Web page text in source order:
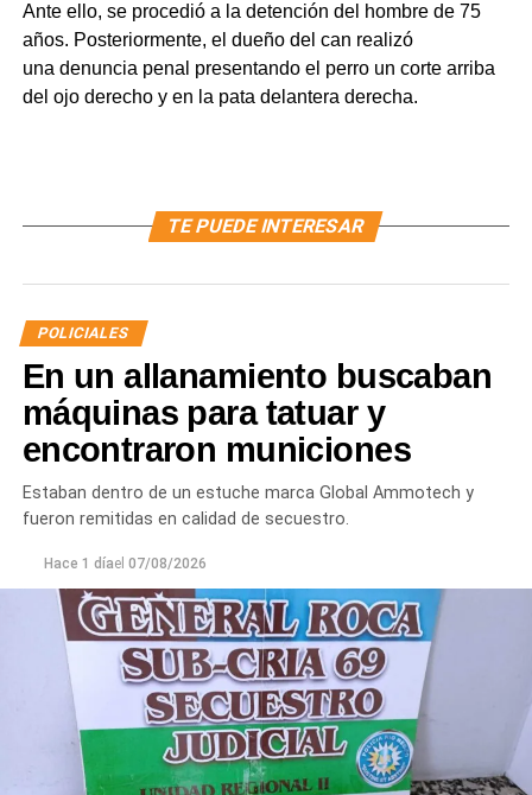
Ante ello, se procedió a la detención del hombre de 75
años. Posteriormente, el dueño del can realizó
una denuncia penal presentando el perro un corte arriba
del ojo derecho y en la pata delantera derecha.
TE PUEDE INTERESAR
POLICIALES
En un allanamiento buscaban
máquinas para tatuar y
encontraron municiones
Estaban dentro de un estuche marca Global Ammotech y
fueron remitidas en calidad de secuestro.
Hace 1 díael 07/08/2026